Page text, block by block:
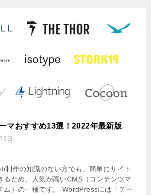
マおすすめ13選！2022年最新版
3日
制作の知識のない方でも、簡単にサイト
るため、人気が高いCMS（コンテンツマ
ム）の一種です。 WordPressには「テー